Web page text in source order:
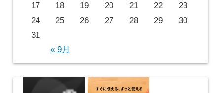
« 9月
17
18 19 20 21 22
23
24
25 26 27 28 29
30
31